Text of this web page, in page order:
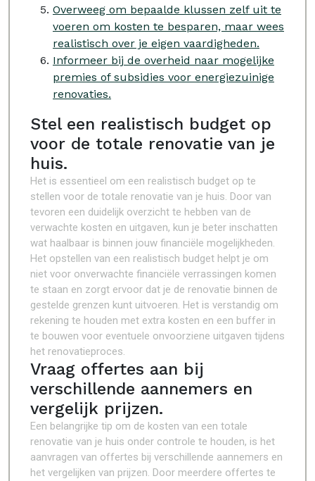
Overweeg om bepaalde klussen zelf uit te
voeren om kosten te besparen, maar wees
realistisch over je eigen vaardigheden.
Informeer bij de overheid naar mogelijke
premies of subsidies voor energiezuinige
renovaties.
Stel een realistisch budget op
voor de totale renovatie van je
huis.
Het is essentieel om een realistisch budget op te
stellen voor de totale renovatie van je huis. Door van
tevoren een duidelijk overzicht te hebben van de
verwachte kosten en uitgaven, kun je beter inschatten
wat haalbaar is binnen jouw financiële mogelijkheden.
Het opstellen van een realistisch budget helpt je om
niet voor onverwachte financiële verrassingen komen
te staan en zorgt ervoor dat je de renovatie binnen de
gestelde grenzen kunt uitvoeren. Het is verstandig om
rekening te houden met extra kosten en een buffer in
te bouwen voor eventuele onvoorziene uitgaven tijdens
het renovatieproces.
Vraag offertes aan bij
verschillende aannemers en
vergelijk prijzen.
Een belangrijke tip om de kosten van een totale
renovatie van je huis onder controle te houden, is het
aanvragen van offertes bij verschillende aannemers en
het vergelijken van prijzen. Door meerdere offertes te